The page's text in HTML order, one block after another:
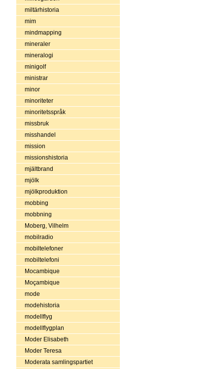
miltärhistoria
mim
mindmapping
mineraler
mineralogi
minigolf
ministrar
minor
minoriteter
minoritetsspråk
missbruk
misshandel
mission
missionshistoria
mjältbrand
mjölk
mjölkproduktion
mobbing
mobbning
Moberg, Vilhelm
mobilradio
mobiltelefoner
mobiltelefoni
Mocambique
Moçambique
mode
modehistoria
modellflyg
modellflygplan
Moder Elisabeth
Moder Teresa
Moderata samlingspartiet